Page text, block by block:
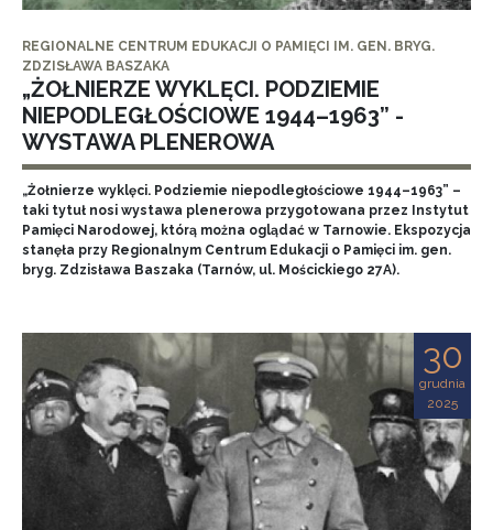
REGIONALNE CENTRUM EDUKACJI O PAMIĘCI IM. GEN. BRYG.
ZDZISŁAWA BASZAKA
„ŻOŁNIERZE WYKLĘCI. PODZIEMIE
NIEPODLEGŁOŚCIOWE 1944–1963” -
WYSTAWA PLENEROWA
„Żołnierze wyklęci. Podziemie niepodległościowe 1944–1963” –
taki tytuł nosi wystawa plenerowa przygotowana przez Instytut
Pamięci Narodowej, którą można oglądać w Tarnowie. Ekspozycja
stanęła przy Regionalnym Centrum Edukacji o Pamięci im. gen.
bryg. Zdzisława Baszaka (Tarnów, ul. Mościckiego 27A).
30
grudnia
2025